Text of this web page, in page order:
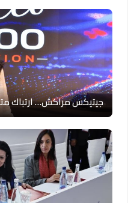
جيتيكس مراكش… ارتباك